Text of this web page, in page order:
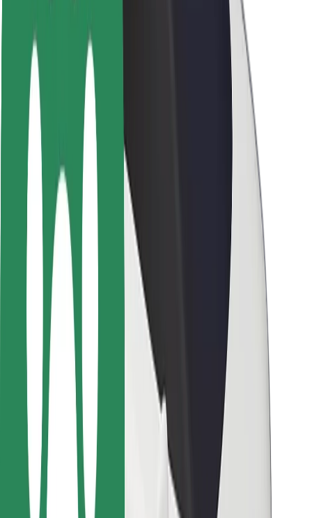
Seguridad para conductores
Seguridad para patinetes
Safety Lab
Ciudades
Dónde estamos
Soluciones para las ciudades
Aeropuertos
Estaciones de carga de Bolt
Soporte
Para usuarios
Para conductores
Para repartidores
Bolt Food
Para propietarios de flota
Para restaurantes
Bolt para empresas
Otros
Proveedores
Términos y Condiciones